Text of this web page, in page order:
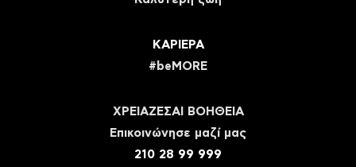
ΚΑΡΙΕΡΑ
#beMORE
ΧΡΕΙΑΖΕΣΑΙ ΒΟΗΘΕΙΑ
Eπικοινώνησε μαζί μας
210 28 99 999